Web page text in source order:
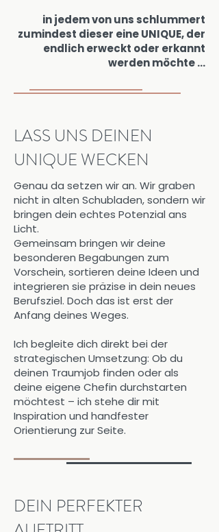
in jedem von uns schlummert
zumindest dieser eine UNIQUE, der
endlich erweckt oder erkannt
werden möchte ...
LASS UNS DEINEN
UNIQUE WECKEN
Genau da setzen wir an. Wir graben
nicht in alten Schubladen, sondern wir
bringen dein echtes Potenzial ans
Licht.
Gemeinsam bringen wir deine
besonderen Begabungen zum
Vorschein, sortieren deine Ideen und
integrieren sie präzise in dein neues
Berufsziel. Doch das ist erst der
Anfang deines Weges.
Ich begleite dich direkt bei der
strategischen Umsetzung: Ob du
deinen Traumjob finden oder als
deine eigene Chefin durchstarten
möchtest – ich stehe dir mit
Inspiration und handfester
Orientierung zur Seite.
DEIN PERFEKTER